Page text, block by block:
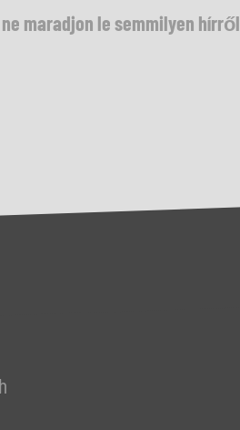
ne maradjon le semmilyen